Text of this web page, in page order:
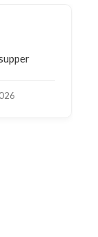
en
je